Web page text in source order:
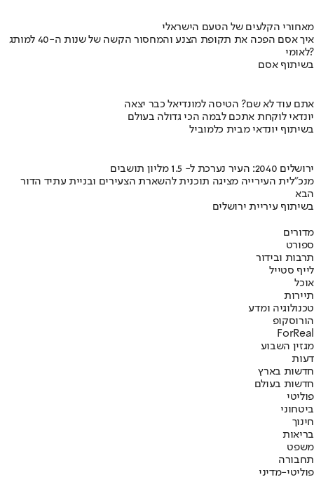
מאחורי הקלעים של הטעם הישראלי
איך אסם הפכה את תקופת הצנע והמחסור הקשה של שנות ה-40 למותג
לאומי?
בשיתוף אסם
אתם עוד לא שם? הטיסה למונדיאל כבר יצאה
יונדאי לוקחת אתכם לבמה הכי גדולה בעולם
בשיתוף יונדאי מבית כלמוביל
ירושלים 2040: העיר נערכת ל- 1.5 מליון תושבים
מנכ"לית העירייה מציגה תוכנית להשארת הצעירים ובניית עתיד הדור
הבא
בשיתוף עיריית ירושלים
מדורים
ספורט
תרבות ובידור
לייף סטייל
אוכל
תיירות
טכנולוגיה ומדע
הורוסקופ
ForReal
מגזין השבוע
דעות
חדשות בארץ
חדשות בעולם
פוליטי
ביטחוני
חינוך
בריאות
משפט
תחבורה
פוליטי-מדיני